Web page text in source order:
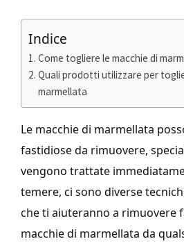
Indice
Come togliere le macchie di
Quali prodotti utilizzare per
marmellata
Le macchie di marmellata
fastidiose da rimuovere,
vengono trattate
temere, ci sono diverse
che ti aiuteranno a rimuovere
macchie di marmellata da